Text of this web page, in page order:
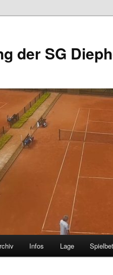
der SG
Infos Lage